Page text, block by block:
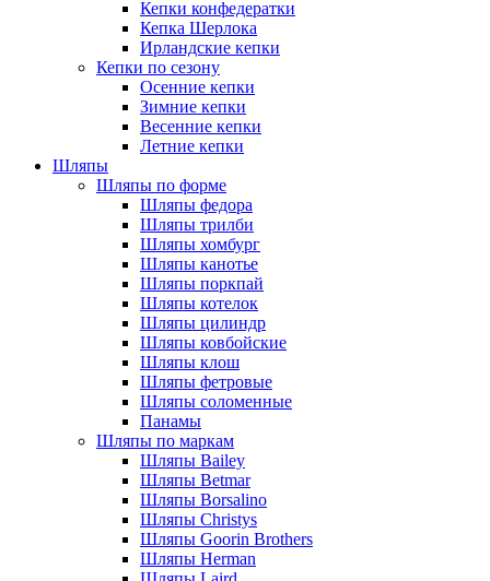
Кепки конфедератки
Кепка Шерлока
Ирландские кепки
Кепки по сезону
Осенние кепки
Зимние кепки
Весенние кепки
Летние кепки
Шляпы
Шляпы по форме
Шляпы федора
Шляпы трилби
Шляпы хомбург
Шляпы канотье
Шляпы поркпай
Шляпы котелок
Шляпы цилиндр
Шляпы ковбойские
Шляпы клош
Шляпы фетровые
Шляпы соломенные
Панамы
Шляпы по маркам
Шляпы Bailey
Шляпы Betmar
Шляпы Borsalino
Шляпы Christys
Шляпы Goorin Brothers
Шляпы Herman